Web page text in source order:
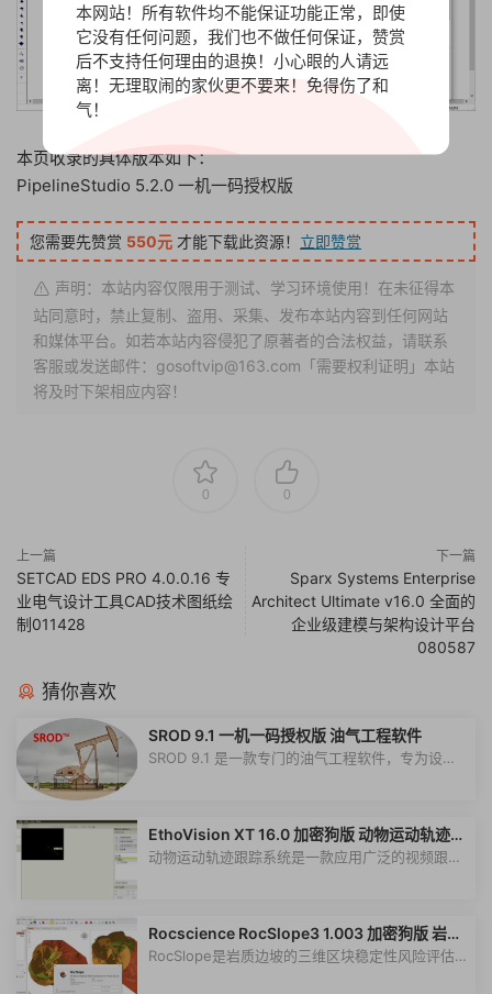
本页收录的具体版本如下：
PipelineStudio 5.2.0 一机一码授权版
您需要先赞赏 550元 才能下载此资源！ 立即赞赏
声明：本站内容仅限用于测试、学习环境使用！在未征得本
站同意时，禁止复制、盗用、采集、发布本站内容到任何网站
和媒体平台。如若本站内容侵犯了原著者的合法权益，请联系
客服或发送邮件：gosoftvip@163.com「需要权利证明」本站
将及时下架相应内容！
0 0
上一篇
SETCAD EDS PRO 4.0.0.16 专
业电气设计工具CAD技术图纸绘
制011428
下一篇
Sparx Systems Enterprise
Architect Ultimate v16.0 全面的
企业级建模与架构设计平台
080587
猜你喜欢
SROD 9.1 一机一码授权版 油气工程软件
SROD 9.1 是一款专门的油气工程软件，专为设计
EthoVision XT 16.0 加密狗版 动物运动轨迹跟
踪系统 ethovision xt 视频跟踪软件EthoVisio
动物运动轨迹跟踪系统是一款应用广泛的视频跟踪
Rocscience RocSlope3 1.003 加密狗版 岩质
边坡的三维区块稳定性风险评估软件060346
RocSlope是岩质边坡的三维区块稳定性风险评估
本网站！所有软件均不能保证功能正常，即使
它没有任何问题，我们也不做任何保证，赞赏
后不支持任何理由的退换！小心眼的人请远
离！无理取闹的家伙更不要来！免得伤了和
气！